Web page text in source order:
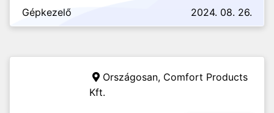
Gépkezelő 2024. 08. 26.
Országosan, Comfort Products
Kft.